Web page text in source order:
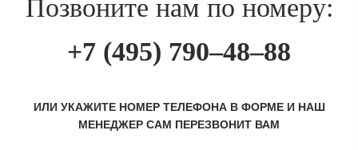
Позвоните нам по номеру:
+7 (495) 790–48–88
ИЛИ УКАЖИТЕ НОМЕР ТЕЛЕФОНА В ФОРМЕ И НАШ
МЕНЕДЖЕР САМ ПЕРЕЗВОНИТ ВАМ